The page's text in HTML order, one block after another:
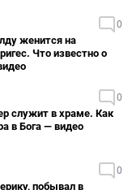
0
женится на
Что известно о
0
служит в храме. Как
в Бога — видео
0
побывал в